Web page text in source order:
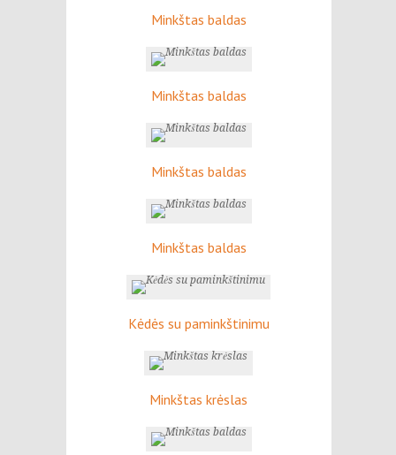
Minkštas baldas
Minkštas baldas
Minkštas baldas
Minkštas baldas
Kėdės su paminkštinimu
Minkštas krėslas